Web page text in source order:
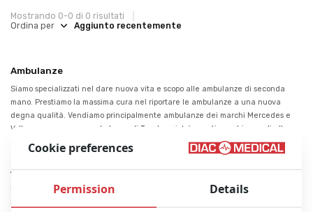
Mostrando 0-0 di 0 risultati
Ordina per
Ambulanze
Siamo specializzati nel dare nuova vita e scopo alle ambulanze di seconda
mano. Prestiamo la massima cura nel riportare le ambulanze a una nuova
degna qualità. Vendiamo principalmente ambulanze dei marchi Mercedes e
Volkswagen e nuove ambulanze di Toyota poiché questi marchi sono di alta
qualità e possono funzionare con chilometraggi elevati.
Attrezzature mediche per ambulanze
Lavoriamo con i migliori marchi sul mercato nei loro rispettabili settori di
Cookie preferences
Permission Details